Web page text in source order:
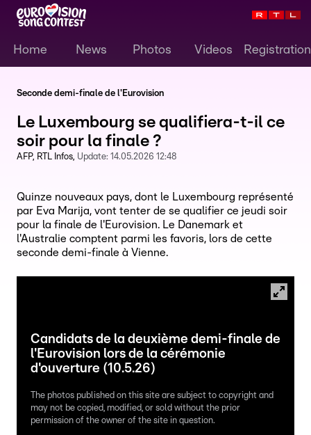
Home News Photos Videos Registration
Seconde demi-finale de l'Eurovision
Le Luxembourg se qualifiera-t-il ce
soir pour la finale ?
AFP RTL Infos Update: 14.05.2026 12:48
Quinze nouveaux pays, dont le Luxembourg représenté
par Eva Marija, vont tenter de se qualifier ce jeudi soir
pour la finale de l'Eurovision. Le Danemark et
l'Australie comptent parmi les favoris, lors de cette
seconde demi-finale à Vienne.
Candidats de la deuxième demi-finale de
l'Eurovision lors de la cérémonie
d'ouverture (10.5.26)
The photos published on this site are subject to copyright and
may not be copied, modified, or sold without the prior
permission of the owner of the site in question.